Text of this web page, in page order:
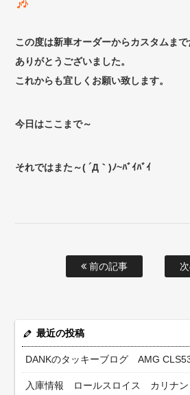
この度は新車オーダーからカスタムま
ありがとうございました。
これからも宜しくお願い致します。
今日はここまで～
それではまた～( ´Д｀)ﾉ~ﾊﾞｲﾊﾞｲ
前の記事
最近の投稿
DANKのタッキーブログ AMG
入庫情報 ロールスロイス カリナ